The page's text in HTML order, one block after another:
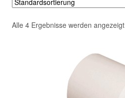
Hersteller/Gerät
Alle 4 Ergebnisse werden angezeigt